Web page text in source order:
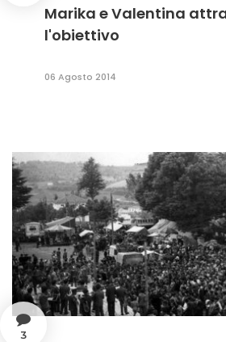
Marika e Valentina
l'obiettivo
06 Agosto 2014
3